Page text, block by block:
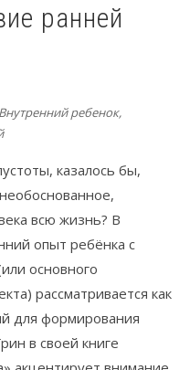
ранней
Внутренний ребенок,
казалось бы,
всю жизнь? В
опыт ребёнка с
основного
рассматривается как
для формирования
в своей книге